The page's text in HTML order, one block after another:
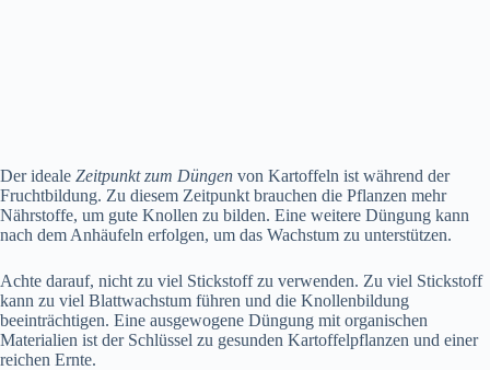
Der ideale Zeitpunkt zum Düngen von Kartoffeln ist während der
Fruchtbildung. Zu diesem Zeitpunkt brauchen die Pflanzen mehr
Nährstoffe, um gute Knollen zu bilden. Eine weitere Düngung kann
nach dem Anhäufeln erfolgen, um das Wachstum zu unterstützen.
Achte darauf, nicht zu viel Stickstoff zu verwenden. Zu viel Stickstoff
kann zu viel Blattwachstum führen und die Knollenbildung
beeinträchtigen. Eine ausgewogene Düngung mit organischen
Materialien ist der Schlüssel zu gesunden Kartoffelpflanzen und einer
reichen Ernte.